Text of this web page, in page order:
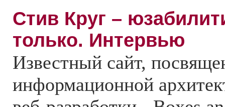
Стив Круг –
только. Интервью
Известный сайт,
информационной